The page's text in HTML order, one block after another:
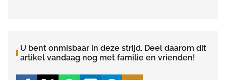
U bent onmisbaar in deze strijd. Deel daarom dit
artikel vandaag nog met familie en vrienden!